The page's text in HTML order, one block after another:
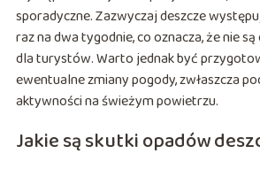
sporadyczne. Zazwyczaj deszcze
raz na dwa tygodnie, co oznacza, że nie
dla turystów. Warto jednak być
ewentualne zmiany pogody, zwłaszcza
aktywności na świeżym powietrzu.
Jakie są skutki opadów